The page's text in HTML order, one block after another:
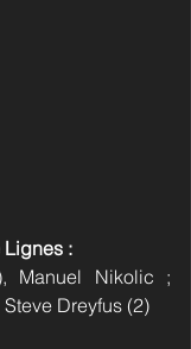
:
Manuel Nikolic ;
Dreyfus (2)